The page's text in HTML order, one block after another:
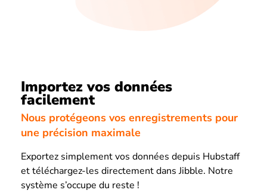
Importez vos données
facilement
Nous protégeons vos enregistrements pour
une précision maximale
Exportez simplement vos données depuis Hubstaff
et téléchargez-les directement dans Jibble. Notre
système s’occupe du reste !